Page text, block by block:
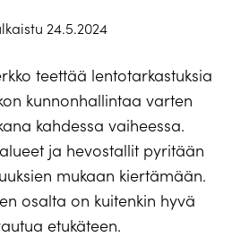
24.5.2024
teettää lentotarkastuksia
kunnonhallintaa varten
kahdessa vaiheessa.
ja hevostallit pyritään
mukaan kiertämään.
osalta on kuitenkin hyvä
etukäteen.